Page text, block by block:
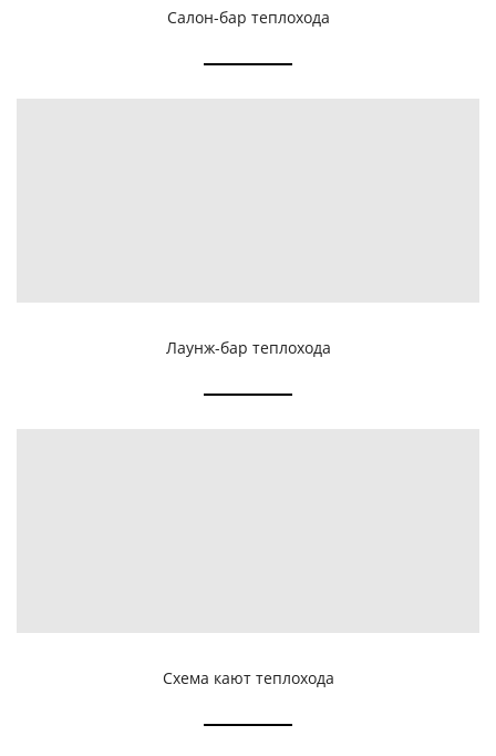
Салон-бар теплохода
Лаунж-бар теплохода
Схема кают теплохода